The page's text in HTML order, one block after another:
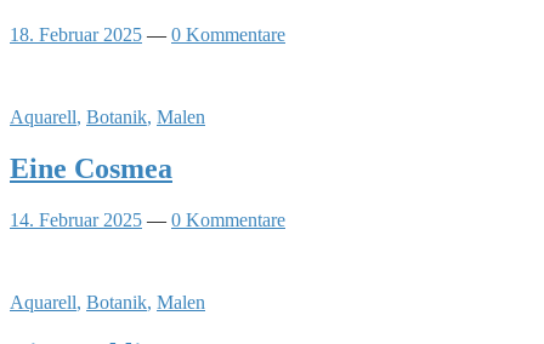
18. Februar 2025 — 0 Kommentare
Aquarell, Botanik, Malen
Eine Cosmea
14. Februar 2025 — 0 Kommentare
Aquarell, Botanik, Malen